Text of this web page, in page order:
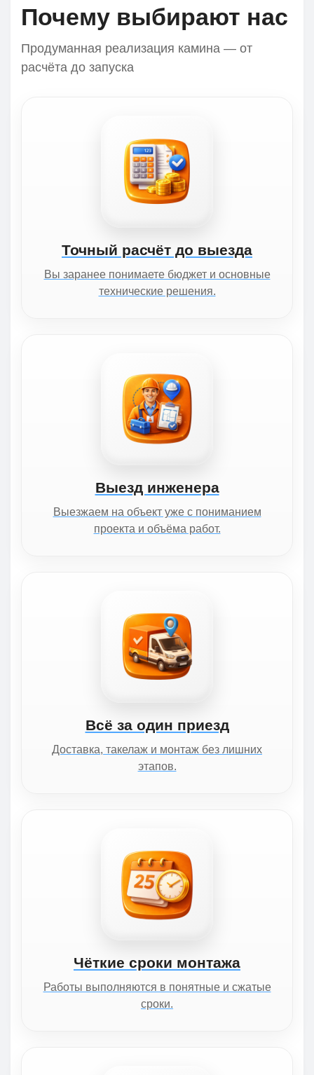
Почему выбирают нас
Продуманная реализация камина — от
расчёта до запуска
Точный расчёт до выезда
Вы заранее понимаете бюджет и основные
технические решения.
Выезд инженера
Выезжаем на объект уже с пониманием
проекта и объёма работ.
Всё за один приезд
Доставка, такелаж и монтаж без лишних
этапов.
Чёткие сроки монтажа
Работы выполняются в понятные и сжатые
сроки.